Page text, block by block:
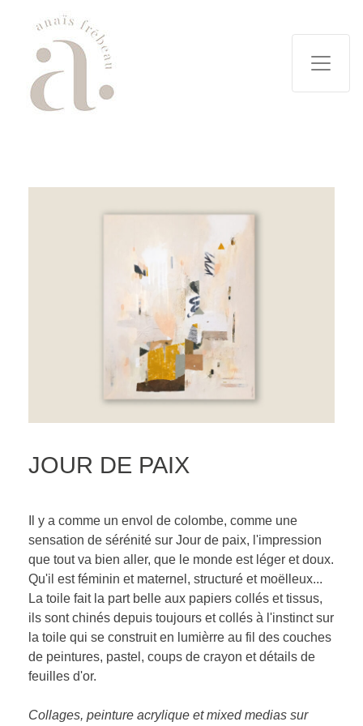
JOUR DE PAIX
Il y a comme un envol de colombe, comme une
sensation de sérénité sur Jour de paix, l'impression
que tout va bien aller, que le monde est léger et doux.
Qu'il est féminin et maternel, structuré et moëlleux...
La toile fait la part belle aux papiers collés et tissus,
ils sont chinés depuis toujours et collés à l'instinct sur
la toile qui se construit en lumièrre au fil des couches
de peintures, pastel, coups de crayon et détails de
feuilles d'or.
Collages, peinture acrylique et mixed medias sur